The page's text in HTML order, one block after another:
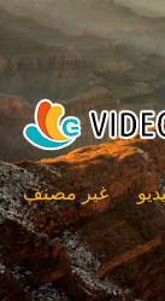
غير مصنف